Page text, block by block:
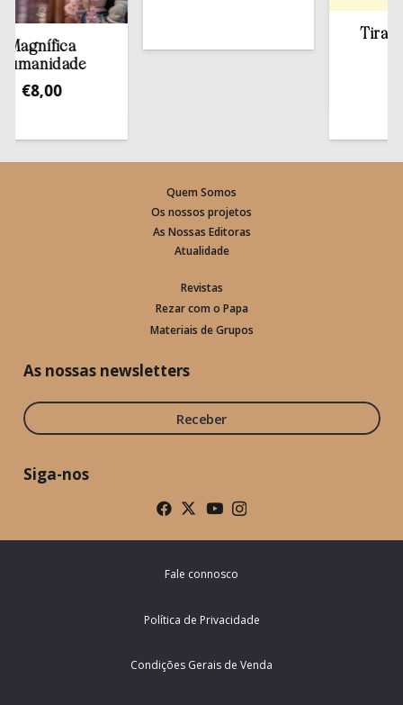
8,00
Tirar a
Quem Somos
Os nossos projetos
As Nossas Editoras
Atualidade
Revistas
Rezar com o Papa
Materiais de Grupos
As nossas newsletters
Receber
Siga-nos
Fale connosco
Política de Privacidade
Condições Gerais de Venda